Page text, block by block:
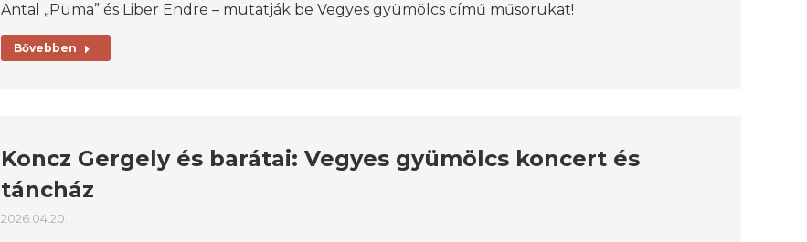
Antal „Puma” és Liber Endre – mutatják be Vegyes gyümölcs című műsorukat!
Bővebben
Koncz Gergely és barátai: Vegyes gyümölcs koncert és
táncház
2026.04.20.